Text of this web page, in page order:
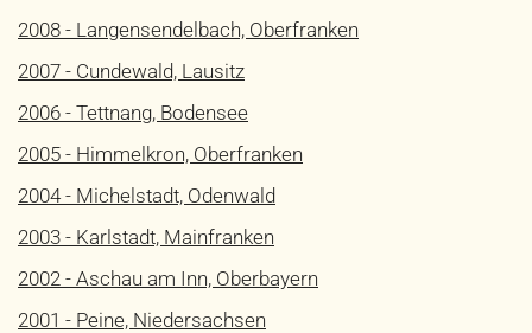
2008 - Langensendelbach, Oberfranken
2007 - Cundewald, Lausitz
2006 - Tettnang, Bodensee
2005 - Himmelkron, Oberfranken
2004 - Michelstadt, Odenwald
2003 - Karlstadt, Mainfranken
2002 - Aschau am Inn, Oberbayern
2001 - Peine, Niedersachsen